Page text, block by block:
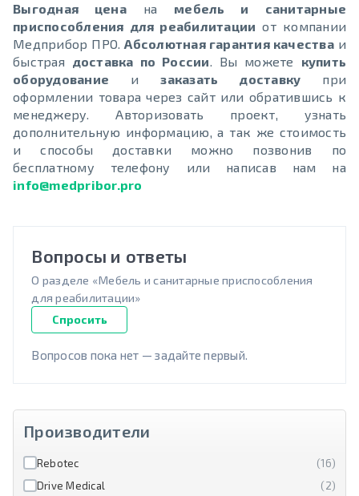
Выгодная ценана мебель и санитарные
приспособления для реабилитации от компании
Медприбор ПРО.Абсолютная гарантия качестваи
быстрая доставка по России. Вы можете купить
оборудование изаказать доставку при
оформлении товара через сайт или обратившись к
менеджеру. Авторизовать проект, узнать
дополнительную информацию, а так же стоимость
и способы доставки можно позвонив по
бесплатному телефону или написав нам на
info@medpribor.pro
Производители
Rebotec
(16)
Drive Medical
(2)
Вопросы и ответы
О разделе «Мебель и санитарные приспособления
для реабилитации»
Спросить
Вопросов пока нет — задайте первый.